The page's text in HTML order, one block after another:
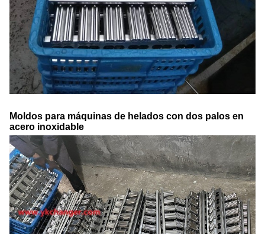
Moldos para máquinas de helados con dos palos en
acero inoxidable